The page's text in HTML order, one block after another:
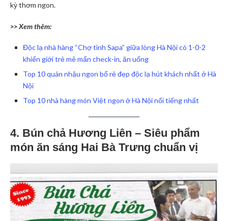
kỳ thơm ngon.
>> Xem thêm:
Độc lạ nhà hàng “Chợ tình Sapa” giữa lòng Hà Nội có 1-0-2
khiến giới trẻ mê mẩn check-in, ăn uống
Top 10 quán nhậu ngon bổ rẻ đẹp độc lạ hút khách nhất ở Hà
Nội
Top 10 nhà hàng món Việt ngon ở Hà Nội nổi tiếng nhất
4. Bún chả Hương Liên – Siêu phẩm
món ăn sáng Hai Bà Trưng chuẩn vị